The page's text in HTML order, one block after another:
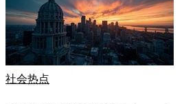
社会热点